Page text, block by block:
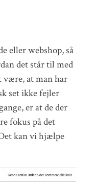
eller webshop, så
det står til med
være, at man har
set ikke fejler
er at de der
fokus på det
kan vi hjælpe